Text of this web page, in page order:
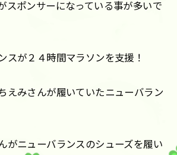
スポンサーになっている事が多いで
スが２４時間マラソンを支援！
えみさんが履いていたニューバラン
がニューバランスのシューズを履い